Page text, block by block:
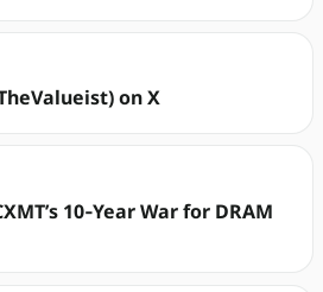
on X
10‑Year War for DRAM